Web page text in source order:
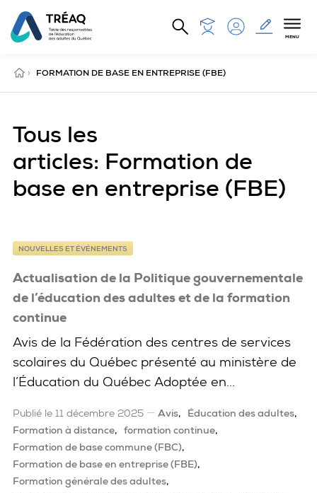
Aller au contenu principal
MENU
ACCUEIL
› FORMATION DE BASE EN ENTREPRISE (FBE)
Tous les
articles: Formation de
base en entreprise (FBE)
Actualisation de la Politique gouvernementale
de l’éducation des adultes et de la formation
continue
NOUVELLES ET ÉVÉNEMENTS
Avis de la Fédération des centres de services
scolaires du Québec présenté au ministère de
l’Éducation du Québec Adoptée en...
Publié le 11 décembre 2025 Avis
Éducation des adultes
Formation à distance
formation continue
Formation de base commune (FBC)
Formation de base en entreprise (FBE)
Formation générale des adultes